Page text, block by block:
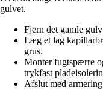
gulvet.
Fjern det gamle
Læg et lag
grus.
Monter fugtspærre
trykfast
Afslut med